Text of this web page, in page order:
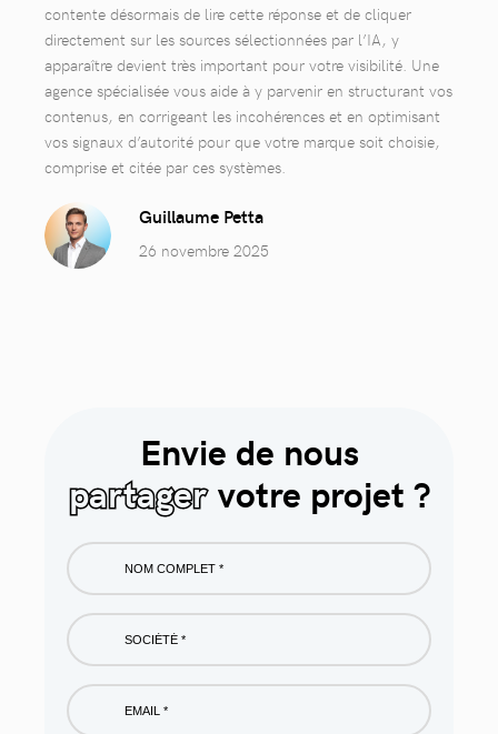
contente désormais de lire cette réponse et de cliquer
directement sur les sources sélectionnées par l’IA, y
apparaître devient très important pour votre visibilité. Une
agence spécialisée vous aide à y parvenir en structurant vos
contenus, en corrigeant les incohérences et en optimisant
vos signaux d’autorité pour que votre marque soit choisie,
comprise et citée par ces systèmes.
Guillaume Petta
26 novembre 2025
Envie de nous
partager votre projet ?
Nom
complet
*
Société
*
Email
*